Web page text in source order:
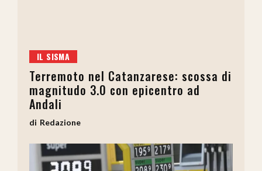
IL SISMA
Terremoto nel Catanzarese: scossa di
magnitudo 3.0 con epicentro ad
Andali
Redazione